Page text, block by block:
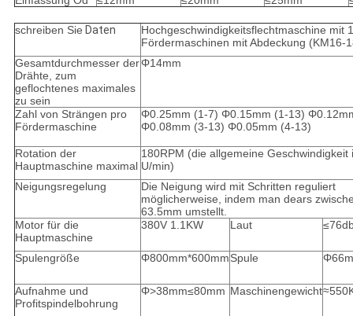
schreiben Sie Daten
Hochgeschwindigkeitsflechtmaschine mit
Fördermaschinen mit Abdeckung (KM16-
Gesamtdurchmesser der
Drähte, zum
geflochtenes maximales
zu sein
Φ14mm
Zahl von Strängen pro
Fördermaschine
Φ0.25mm (1-7) Φ0.15mm (1-13)
Φ0.08mm (3-13) Φ0.05mm (4-13)
Rotation der
Hauptmaschine maximal
180RPM (die allgemeine Geschwindigkeit
U/min)
Neigungsregelung
Die Neigung wird mit Schritten reguliert
möglicherweise, indem man dears
63.5mm umstellt.
Motor für die
Hauptmaschine
380V 1.1KW Laut
Spulengröße Φ800mm*600mmSpule
Aufnahme und
Profitspindelbohrung
Φ>38mm≤80mm Maschinengewicht